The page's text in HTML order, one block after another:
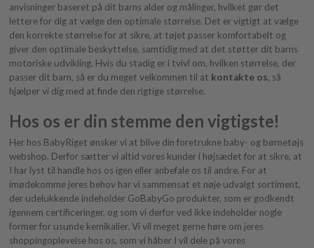
anvisninger baseret på dit barns alder og målinger, hvilket gør det
lettere for dig at vælge den optimale størrelse. Det er vigtigt at vælge
den korrekte størrelse for at sikre, at tøjet passer komfortabelt og
giver den optimale beskyttelse, samtidig med at det støtter dit barns
motoriske udvikling. Hvis du stadig er i tvivl om, hvilken størrelse, der
passer dit barn, så er du meget velkommen til at kontakte os, så
hjælper vi dig med at finde den rigtige størrelse.
Hos os er din stemme den vigtigste!
Her hos BabyRiget ønsker vi at blive din foretrukne baby- og børnetøjs
webshop. Derfor sætter vi altid vores kunder i højsædet for at sikre, at
I har lyst til handle hos os igen eller anbefale os til andre. For at
imødekomme jeres behov har vi sammensat et nøje udvalgt sortiment,
der udelukkende indeholder GoBabyGo produkter, som er godkendt
igennem certificeringer, og som vi derfor ved ikke indeholder nogle
former for usunde kemikalier. Vi vil meget gerne høre om jeres
shoppingoplevelse hos os, som vi håber I vil dele på vores